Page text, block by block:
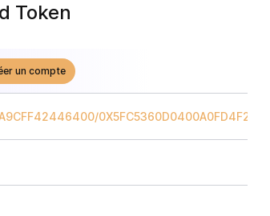
Token
un compte
/